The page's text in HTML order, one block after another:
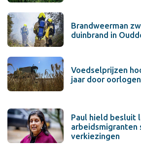
Brandweerman
duinbrand in
Voedselprijzen
jaar door
Paul hield besluit
arbeidsmigranten
verkiezingen